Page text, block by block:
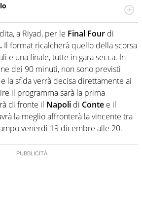
di tutto lo sport: scrive di calcio
allo sguardo sull'extra campo,
risposte che il rettangolo verde
a Riyad, per le Final Four di
Il format ricalcherà quello della scorsa
e una finale, tutte in gara secca. In
dei 90 minuti, non sono previsti
la sfida verrà decisa direttamente ai
il programma sarà la prima
di fronte il Napoli di Conte e il
la meglio affronterà la vincente tra
venerdì 19 dicembre alle 20.